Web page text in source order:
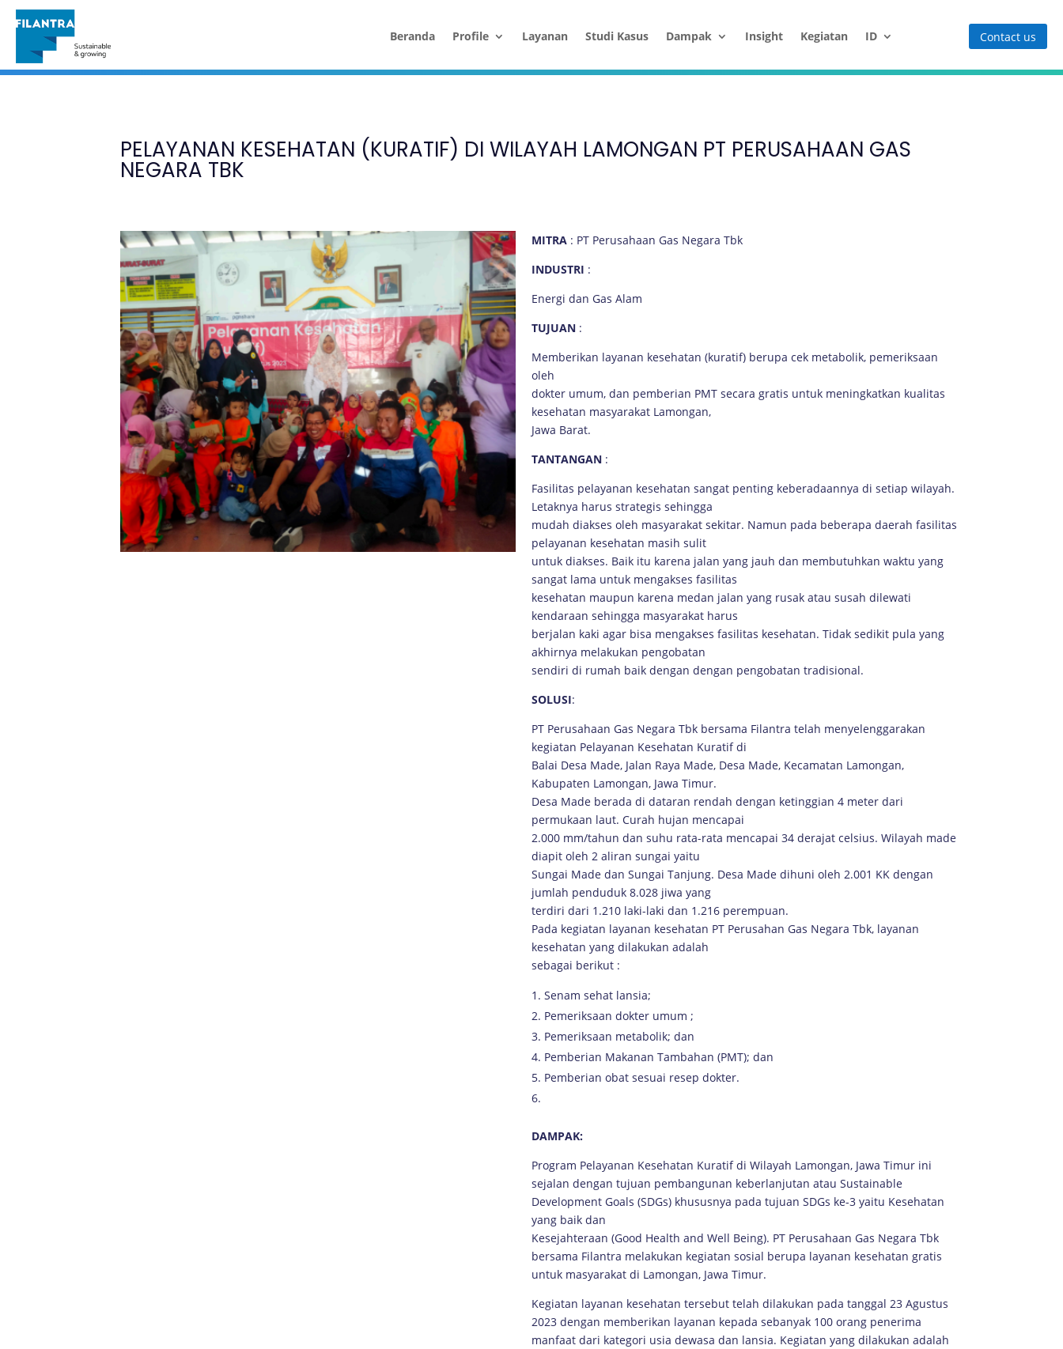
Beranda Profile Layanan Studi Kasus Dampak Insight Kegiatan ID Contact us
Portofolio
PELAYANAN KESEHATAN (KURATIF) DI WILAYAH LAMONGAN PT PERUSAHAAN GAS
NEGARA TBK
MITRA : PT Perusahaan Gas Negara Tbk
INDUSTRI :
Energi dan Gas Alam
TUJUAN :
Memberikan layanan kesehatan (kuratif) berupa cek metabolik, pemeriksaan
oleh
dokter umum, dan pemberian PMT secara gratis untuk meningkatkan kualitas
kesehatan masyarakat Lamongan,
Jawa Barat.
TANTANGAN :
Fasilitas pelayanan kesehatan sangat penting keberadaannya di setiap wilayah.
Letaknya harus strategis sehingga
mudah diakses oleh masyarakat sekitar. Namun pada beberapa daerah fasilitas
pelayanan kesehatan masih sulit
untuk diakses. Baik itu karena jalan yang jauh dan membutuhkan waktu yang
sangat lama untuk mengakses fasilitas
kesehatan maupun karena medan jalan yang rusak atau susah dilewati
kendaraan sehingga masyarakat harus
berjalan kaki agar bisa mengakses fasilitas kesehatan. Tidak sedikit pula yang
akhirnya melakukan pengobatan
sendiri di rumah baik dengan dengan pengobatan tradisional.
SOLUSI:
PT Perusahaan Gas Negara Tbk bersama Filantra telah menyelenggarakan
kegiatan Pelayanan Kesehatan Kuratif di
Balai Desa Made, Jalan Raya Made, Desa Made, Kecamatan Lamongan,
Kabupaten Lamongan, Jawa Timur.
Desa Made berada di dataran rendah dengan ketinggian 4 meter dari
permukaan laut. Curah hujan mencapai
2.000 mm/tahun dan suhu rata-rata mencapai 34 derajat celsius. Wilayah made
diapit oleh 2 aliran sungai yaitu
Sungai Made dan Sungai Tanjung. Desa Made dihuni oleh 2.001 KK dengan
jumlah penduduk 8.028 jiwa yang
terdiri dari 1.210 laki-laki dan 1.216 perempuan.
Pada kegiatan layanan kesehatan PT Perusahan Gas Negara Tbk, layanan
kesehatan yang dilakukan adalah
sebagai berikut :
Senam sehat lansia;
Pemeriksaan dokter umum ;
Pemeriksaan metabolik; dan
Pemberian Makanan Tambahan (PMT); dan
Pemberian obat sesuai resep dokter.
DAMPAK:
Program Pelayanan Kesehatan Kuratif di Wilayah Lamongan, Jawa Timur ini
sejalan dengan tujuan pembangunan keberlanjutan atau Sustainable
Development Goals (SDGs) khususnya pada tujuan SDGs ke-3 yaitu Kesehatan
yang baik dan
Kesejahteraan (Good Health and Well Being). PT Perusahaan Gas Negara Tbk
bersama Filantra melakukan kegiatan sosial berupa layanan kesehatan gratis
untuk masyarakat di Lamongan, Jawa Timur.
Kegiatan layanan kesehatan tersebut telah dilakukan pada tanggal 23 Agustus
2023 dengan memberikan layanan kepada sebanyak 100 orang penerima
manfaat dari kategori usia dewasa dan lansia. Kegiatan yang dilakukan adalah